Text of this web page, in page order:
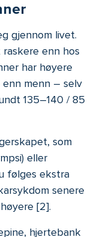
gjennom livet.
enn hos
har høyere
menn – selv
135–140 / 85
som
eller
følges ekstra
senere
[2].
hjertebank